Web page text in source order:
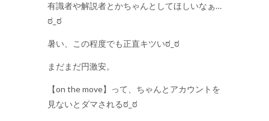
有識者や解説者とかちゃんとしてほしいなぁ…
ಠ_ಠ
暑い、この程度でも正直キツいಠ_ಠ
まだまだ円激安。
【on the move】って、ちゃんとアカウントを
見ないとダマされるಠ_ಠ